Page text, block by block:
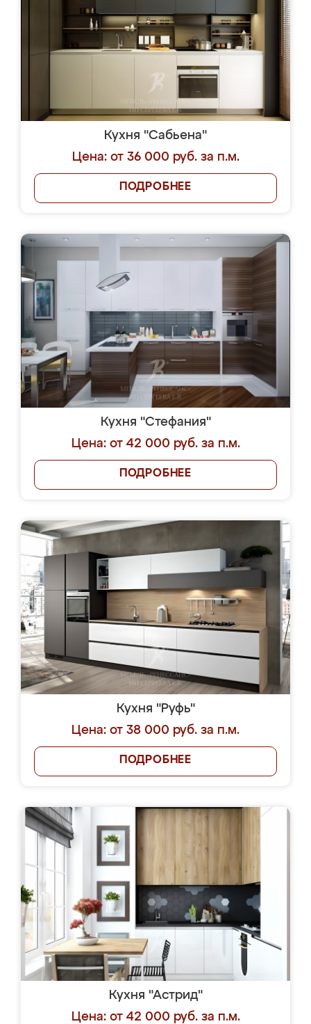
Кухня "Сабьена"
Цена: от 36 000 руб. за п.м.
ПОДРОБНЕЕ
Кухня "Стефания"
Цена: от 42 000 руб. за п.м.
ПОДРОБНЕЕ
Кухня "Руфь"
Цена: от 38 000 руб. за п.м.
ПОДРОБНЕЕ
Кухня "Астрид"
Цена: от 42 000 руб. за п.м.